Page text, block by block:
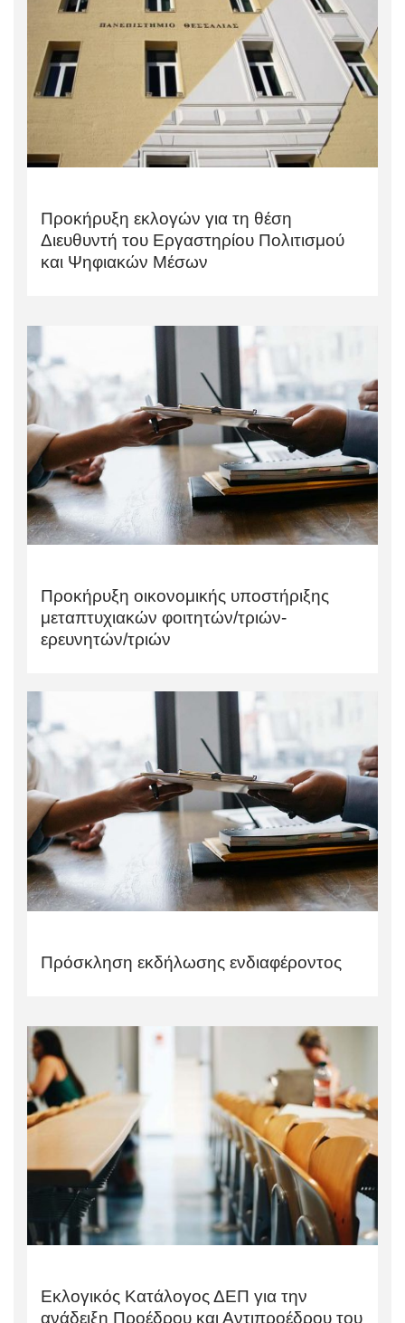
Προκήρυξη εκλογών για τη θέση
Διευθυντή του Εργαστηρίου Πολιτισμού
και Ψηφιακών Μέσων
Προκήρυξη οικονομικής υποστήριξης
μεταπτυχιακών φοιτητών/τριών-
ερευνητών/τριών
Πρόσκληση εκδήλωσης ενδιαφέροντος
Εκλογικός Κατάλογος ΔΕΠ για την
ανάδειξη Προέδρου και Αντιπροέδρου του